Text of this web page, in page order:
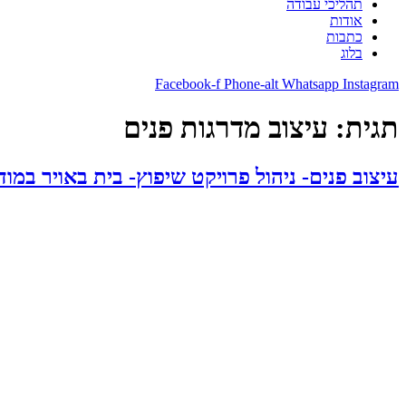
תהליכי עבודה
אודות
כתבות
בלוג
Facebook-f Phone-alt Whatsapp Instagram
תגית: עיצוב מדרגות פנים
עיצוב פנים- ניהול פרויקט שיפוץ- בית באויר